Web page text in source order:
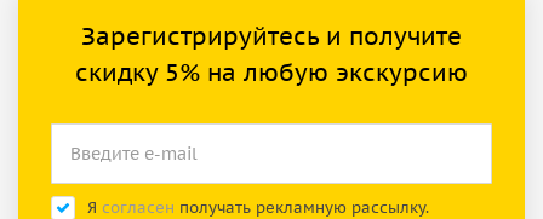
Зарегистрируйтесь и получите
скидку 5% на любую экскурсию
Я согласен получать рекламную рассылку.